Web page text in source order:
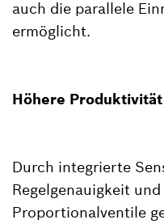
auch die parallele
ermöglicht.
Höhere
Durch integrierte
Regelgenauigkeit
Proportionalventile